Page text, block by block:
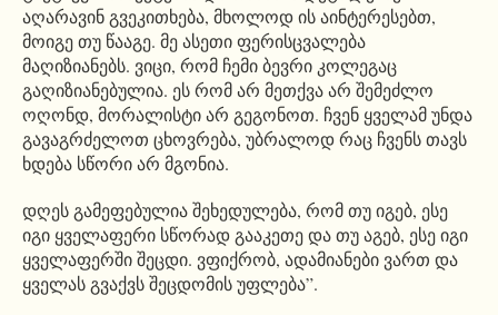
აღარავინ გვეკითხება, მხოლოდ ის აინტერესებთ,
მოიგე თუ წააგე. მე ასეთი ფერისცვალება
მაღიზიანებს. ვიცი, რომ ჩემი ბევრი კოლეგაც
გაღიზიანებულია. ეს რომ არ მეთქვა არ შემეძლო
ოღონდ, მორალისტი არ გეგონოთ. ჩვენ ყველამ უნდა
გავაგრძელოთ ცხოვრება, უბრალოდ რაც ჩვენს თავს
ხდება სწორი არ მგონია.
დღეს გამეფებულია შეხედულება, რომ თუ იგებ, ესე
იგი ყველაფერი სწორად გააკეთე და თუ აგებ, ესე იგი
ყველაფერში შეცდი. ვფიქრობ, ადამიანები ვართ და
ყველას გვაქვს შეცდომის უფლება”.